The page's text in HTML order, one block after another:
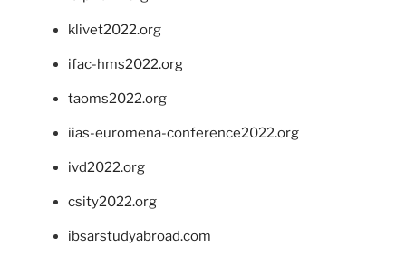
klivet2022.org
ifac-hms2022.org
taoms2022.org
iias-euromena-conference2022.org
ivd2022.org
csity2022.org
ibsarstudyabroad.com